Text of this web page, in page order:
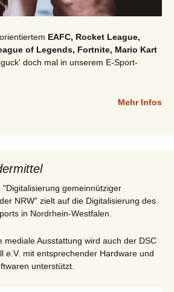
EAFC, Rocket League,
of Legends, Fortnite, Mario Kart
doch mal in unserem E-Sport-
Mehr Infos
gemeinnütziger
NRW" zielt auf die Digitalisierung des
in Nordrhein-Westfalen.
mediale Ausstattung wird auch der DSC
e.V. mit entsprechender Hardware und
unterstützt.